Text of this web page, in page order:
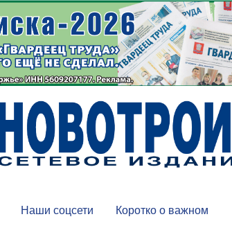
Наши соцсети Коротко о важном